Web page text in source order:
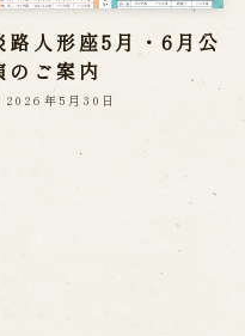
路人形座5月・6月公
のご案内
2026年5月30日